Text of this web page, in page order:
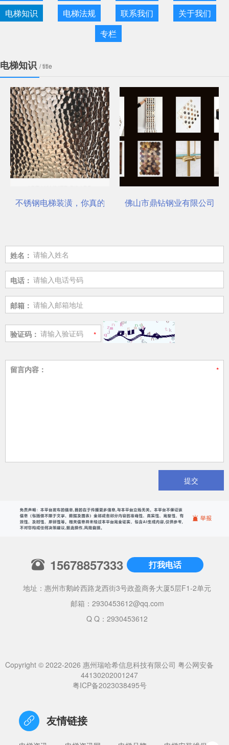
电梯知识
电梯法规 联系我们
关于我们
专栏
电梯知识 / title
不锈钢电梯装潢，你真的选对了吗？佛山市鼎钻钢业有限公司，
姓名：
电话：
邮箱：
验证码：
留言内容：
提交
15678857333 打我电话
地址：惠州市鹅岭西路龙西街3号政盈商务大厦5层F1-2单元
邮箱： 2930453612@qq.com
Q Q：2930453612
Copyright © 2022-2026 惠州瑞哈希信息科技有限公司 粤公网安备
44130202001247
粤ICP备2023038495号
友情链接